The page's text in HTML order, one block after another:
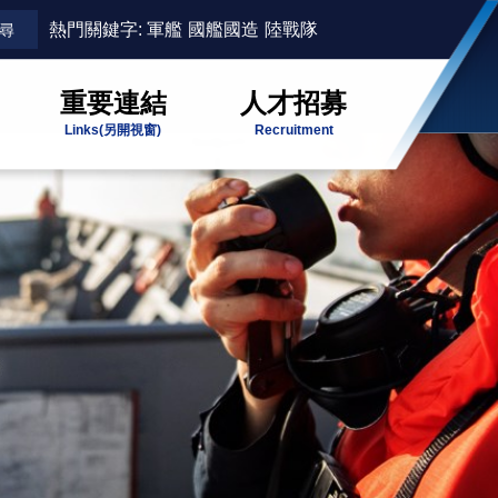
熱門關鍵字: 軍艦 國艦國造 陸戰隊
重要連結
Links(另開視窗)
人才招募
Recruitment